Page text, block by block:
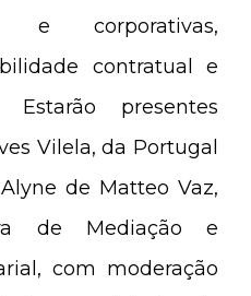
e corporativas,
contratual e
Estarão presentes
Vilela, da Portugal
de Matteo Vaz,
de Mediação e
com moderação